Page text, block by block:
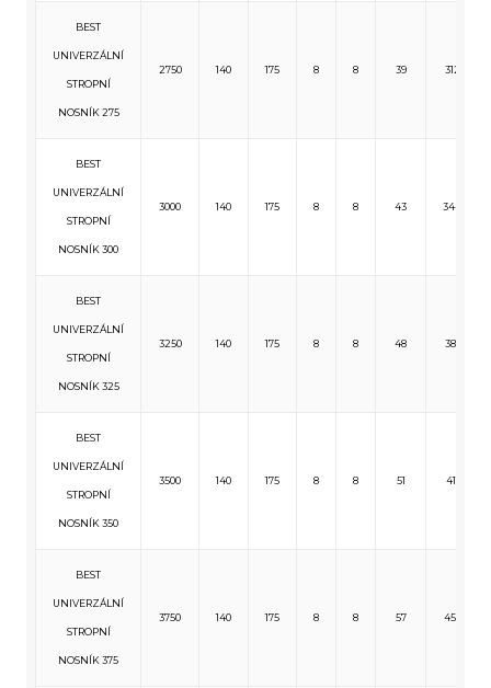
BEST
UNIVERZÁLNÍ
STROPNÍ
NOSNÍK 275
2750 140 175 8 8 39 312
BEST
UNIVERZÁLNÍ
STROPNÍ
NOSNÍK 300
3000 140 175 8 8 43 344
BEST
UNIVERZÁLNÍ
STROPNÍ
NOSNÍK 325
3250 140 175 8 8 48 381
BEST
UNIVERZÁLNÍ
STROPNÍ
NOSNÍK 350
3500 140 175 8 8 51 411
BEST
UNIVERZÁLNÍ
STROPNÍ
NOSNÍK 375
3750 140 175 8 8 57 455